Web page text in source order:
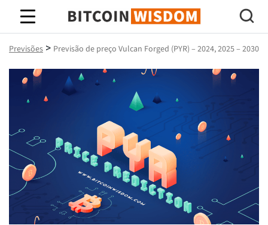
Sabedoria do Bitcoin
Previsões > Previsão de preço Vulcan Forged (PYR) – 2024, 2025 – 2030